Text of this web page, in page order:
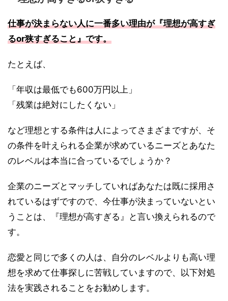
仕事が決まらない人に一番多い理由が『理想が高すぎ
るor狭すぎること』です。
たとえば、
「年収は最低でも600万円以上」
「残業は絶対にしたくない」
など理想とする条件は人によってさまざまですが、そ
の条件を叶えられる企業が求めているニーズとあなた
のレベルは本当に合っているでしょうか？
企業のニーズとマッチしていればあなたは既に採用さ
れているはずですので、今仕事が決まっていないとい
うことは、『理想が高すぎる』と言い換えられるので
す。
恋愛と同じで多くの人は、自分のレベルよりも高い理
想を求めて仕事探しに苦戦していますので、以下対処
法を実践されることをお勧めします。